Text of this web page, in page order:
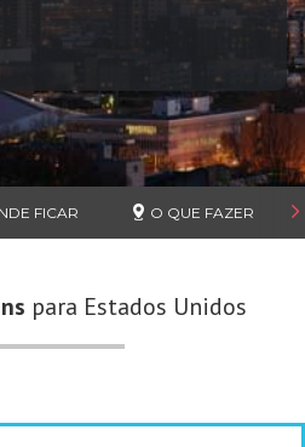
FICAR O QUE FAZER
para Estados Unidos